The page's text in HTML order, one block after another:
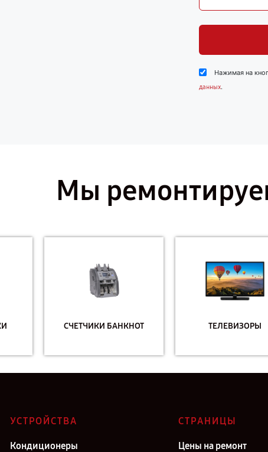
Нажимая на
данных.
Мы
СЧЕТЧИКИ БАНКНОТ ТЕЛЕВИЗОРЫ
УСТРОЙСТВА
Кондиционеры
СТРАНИЦЫ
Цены на ремонт